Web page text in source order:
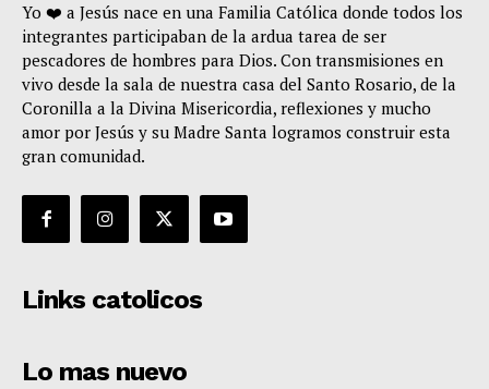
Yo ❤️ a Jesús nace en una Familia Católica donde todos los
integrantes participaban de la ardua tarea de ser
pescadores de hombres para Dios. Con transmisiones en
vivo desde la sala de nuestra casa del Santo Rosario, de la
Coronilla a la Divina Misericordia, reflexiones y mucho
amor por Jesús y su Madre Santa logramos construir esta
gran comunidad.
Links catolicos
Lo mas nuevo